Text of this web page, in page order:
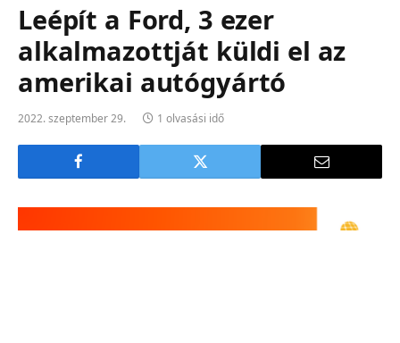
Leépít a Ford, 3 ezer
alkalmazottját küldi el az
amerikai autógyártó
2022. szeptember 29. 1 olvasási idő